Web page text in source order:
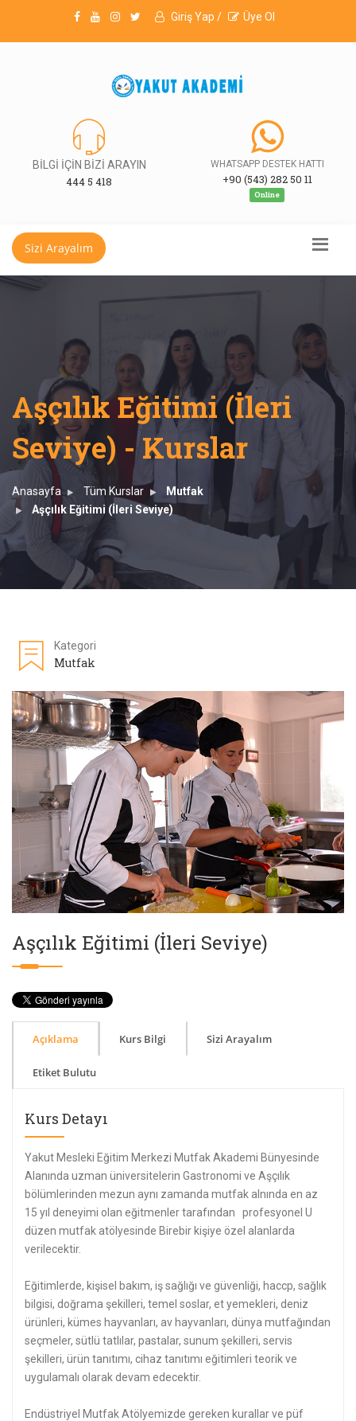
Giriş Yap / Üye Ol
BİLGİ İÇİN BİZİ ARAYIN
444 5 418
WHATSAPP DESTEK HATTI
+90 (543) 282 50 11
Online
Sizi Arayalım
Aşçılık Eğitimi (İleri
Seviye) - Kurslar
Anasayfa Tüm Kurslar
Mutfak
Aşçılık Eğitimi (İleri Seviye)
Kategori
Mutfak
Aşçılık Eğitimi (İleri Seviye)
Açıklama Kurs Bilgi Sizi Arayalım
Etiket Bulutu
Kurs Detayı
Yakut Mesleki Eğitim Merkezi Mutfak Akademi Bünyesinde
Alanında uzman üniversitelerin Gastronomi ve Aşçılık
bölümlerinden mezun aynı zamanda mutfak alnında en az
15 yıl deneyimi olan eğitmenler tarafından profesyonel U
düzen mutfak atölyesinde Birebir kişiye özel alanlarda
verilecektir.
Eğitimlerde, kişisel bakım, iş sağlığı ve güvenliği, haccp, sağlık
bilgisi, doğrama şekilleri, temel soslar, et yemekleri, deniz
ürünleri, kümes hayvanları, av hayvanları, dünya mutfağından
seçmeler, sütlü tatlılar, pastalar, sunum şekilleri, servis
şekilleri, ürün tanıtımı, cihaz tanıtımı eğitimleri teorik ve
uygulamalı olarak devam edecektir.
Endüstriyel Mutfak Atölyemizde gereken kurallar ve püf